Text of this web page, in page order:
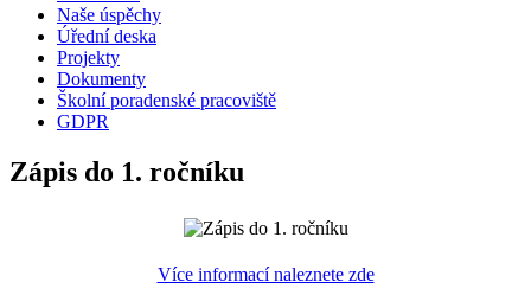
Naše úspěchy
Úřední deska
Projekty
Dokumenty
Školní poradenské pracoviště
GDPR
Zápis do 1. ročníku
Více informací naleznete zde